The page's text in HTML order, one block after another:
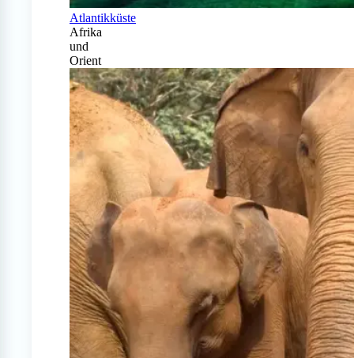
Atlantikküste
Afrika
und
Orient